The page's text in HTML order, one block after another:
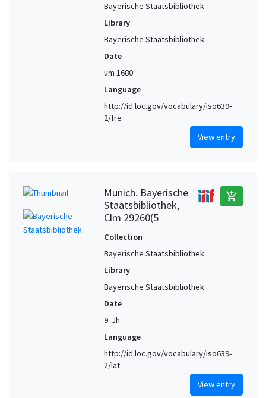
Bayerische Staatsbibliothek
Library
Bayerische Staatsbibliothek
Date
um 1680
Language
http://id.loc.gov/vocabulary/iso639-
2/fre
View entry
Munich. Bayerische
Staatsbibliothek,
Clm 29260(5
add_shopping_cart
Collection
Bayerische Staatsbibliothek
Library
Bayerische Staatsbibliothek
Date
9. Jh
Language
http://id.loc.gov/vocabulary/iso639-
2/lat
View entry